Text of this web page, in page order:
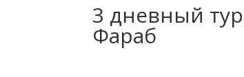
3 дневный
Фараб